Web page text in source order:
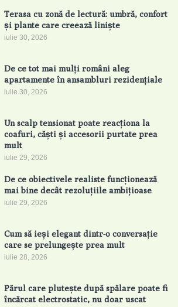
Terasa cu zonă de lectură: umbră, confort
și plante care creează liniște
iulie 30, 2026
De ce tot mai mulți români aleg
apartamente în ansambluri rezidențiale
iulie 30, 2026
Un scalp tensionat poate reacționa la
coafuri, căști și accesorii purtate prea
mult
iulie 29, 2026
De ce obiectivele realiste funcționează
mai bine decât rezoluțiile ambițioase
iulie 29, 2026
Cum să ieși elegant dintr-o conversație
care se prelungește prea mult
iulie 28, 2026
Părul care plutește după spălare poate fi
încărcat electrostatic, nu doar uscat